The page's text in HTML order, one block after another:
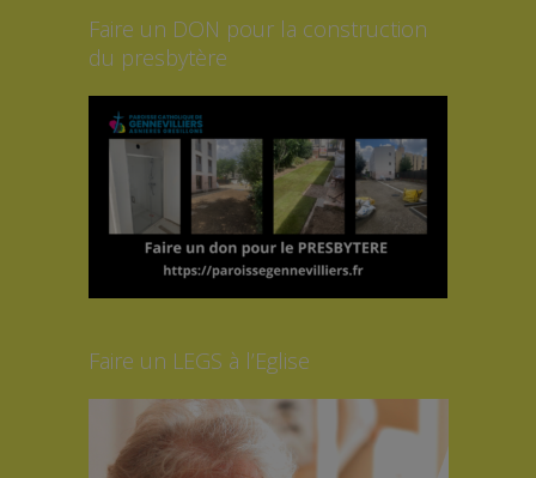
Faire un DON pour la construction
du presbytère
Faire un LEGS à l’Eglise